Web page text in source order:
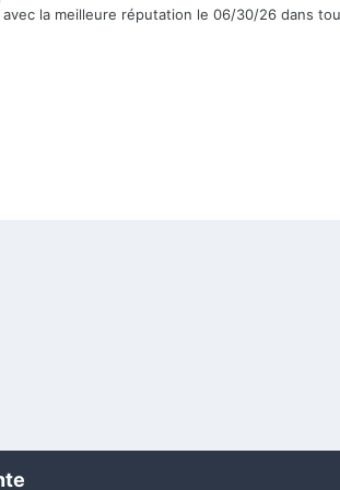
la meilleure réputation le 06/30/26 dans